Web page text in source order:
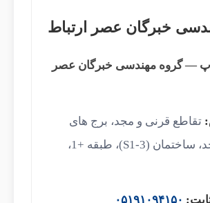
خبرگان عصر ارتباط
— گروه مهندسی خبرگان عصر
تقاطع قرنی و مجد، برج های
تجاری مجد، ساختمان (S1-3)، طبقه +1،
۰۵۱۹۱۰۹۴۱۵۰